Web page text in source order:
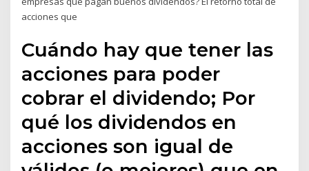
acciones que
Cuándo hay que tener las
acciones para poder
cobrar el dividendo; Por
qué los dividendos en
acciones son igual de